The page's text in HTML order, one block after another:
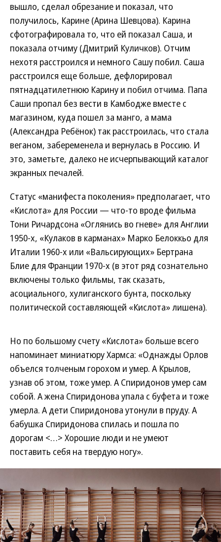
вышло, сделал обрезание и показал, что
получилось, Карине (Арина Шевцова). Карина
сфотографировала то, что ей показал Саша, и
показала отчиму (Дмитрий Куличков). Отчим
нехотя расстроился и немного Сашу побил. Саша
расстроился еще больше, дефлорировал
пятнадцатилетнюю Карину и побил отчима. Папа
Саши пропал без вести в Камбодже вместе с
магазином, куда пошел за манго, а мама
(Александра Ребёнок) так расстроилась, что стала
веганом, забеременела и вернулась в Россию. И
это, заметьте, далеко не исчерпывающий каталог
экранных печалей.
Статус «манифеста поколения» предполагает, что
«Кислота» для России — что-то вроде фильма
Тони Ричардсона «Оглянись во гневе» для Англии
1950-х, «Кулаков в карманах» Марко Белоккьо для
Италии 1960-х или «Вальсирующих» Бертрана
Блие для Франции 1970-х (в этот ряд сознательно
включены только фильмы, так сказать,
асоциального, хулиганского бунта, поскольку
политической составляющей «Кислота» лишена).
Но по большому счету «Кислота» больше всего
напоминает миниатюру Хармса: «Однажды Орлов
объелся толченым горохом и умер. А Крылов,
узнав об этом, тоже умер. А Спиридонов умер сам
собой. А жена Спиридонова упала с буфета и тоже
умерла. А дети Спиридонова утонули в пруду. А
бабушка Спиридонова спилась и пошла по
дорогам <…> Хорошие люди и не умеют
поставить себя на твердую ногу».